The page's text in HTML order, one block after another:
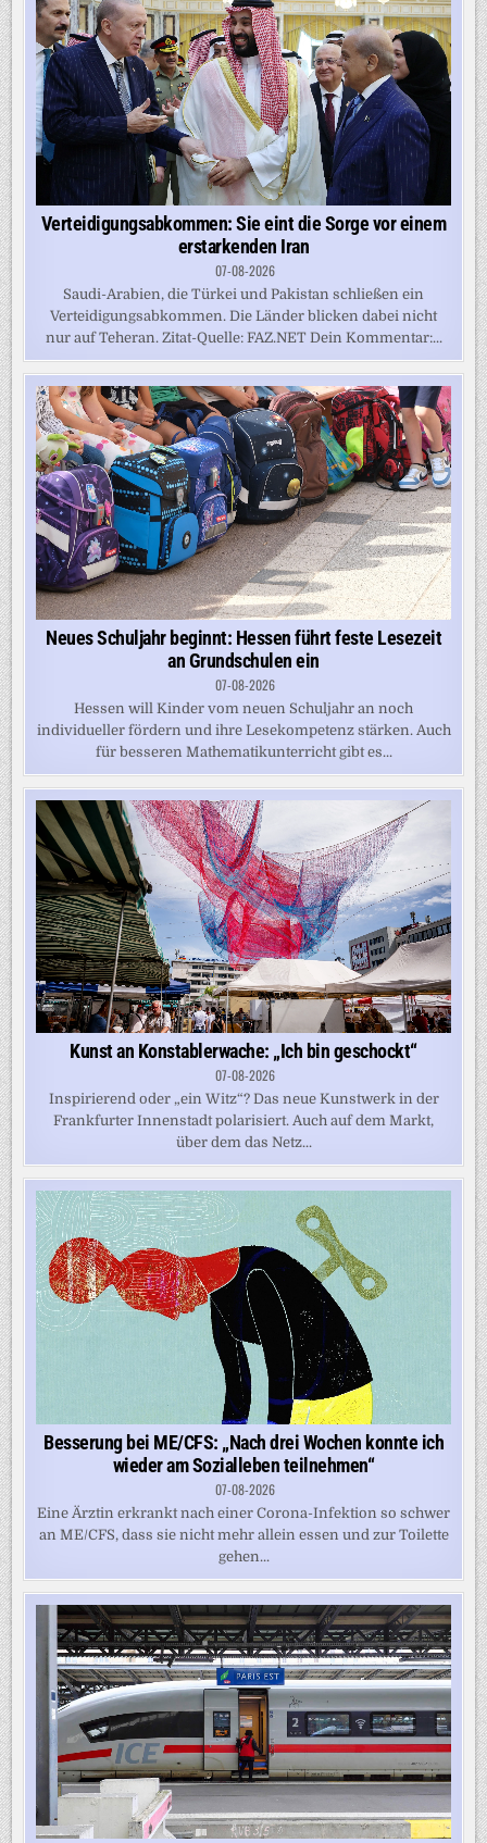
Verteidigungsabkommen: Sie eint die Sorge vor einem
erstarkenden Iran
07-08-2026
Saudi-Arabien, die Türkei und Pakistan schließen ein
Verteidigungsabkommen. Die Länder blicken dabei nicht
nur auf Teheran. Zitat-Quelle: FAZ.NET Dein Kommentar:...
Neues Schuljahr beginnt: Hessen führt feste Lesezeit
an Grundschulen ein
07-08-2026
Hessen will Kinder vom neuen Schuljahr an noch
individueller fördern und ihre Lesekompetenz stärken. Auch
für besseren Mathematikunterricht gibt es...
Kunst an Konstablerwache: „Ich bin geschockt“
07-08-2026
Inspirierend oder „ein Witz“? Das neue Kunstwerk in der
Frankfurter Innenstadt polarisiert. Auch auf dem Markt,
über dem das Netz...
Besserung bei ME/CFS: „Nach drei Wochen konnte ich
wieder am Sozialleben teilnehmen“
07-08-2026
Eine Ärztin erkrankt nach einer Corona-Infektion so schwer
an ME/CFS, dass sie nicht mehr allein essen und zur Toilette
gehen...